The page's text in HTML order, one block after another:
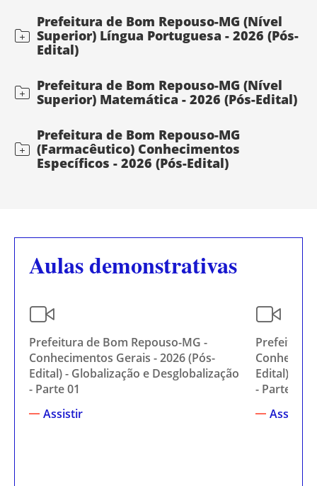
Prefeitura de Bom Repouso-MG (Nível
Superior) Língua Portuguesa - 2026 (Pós-
Edital)
Prefeitura de Bom Repouso-MG (Nível
Superior) Matemática - 2026 (Pós-Edital)
Prefeitura de Bom Repouso-MG
(Farmacêutico) Conhecimentos
Específicos - 2026 (Pós-Edital)
Aulas demonstrativas
Prefeitura de Bom Repouso-MG -
Conhecimentos Gerais - 2026 (Pós-
Edital) - Globalização e Desglobalização
- Parte 01
Assistir
Prefeitura
Edital) -
- Parte 02
Assistir